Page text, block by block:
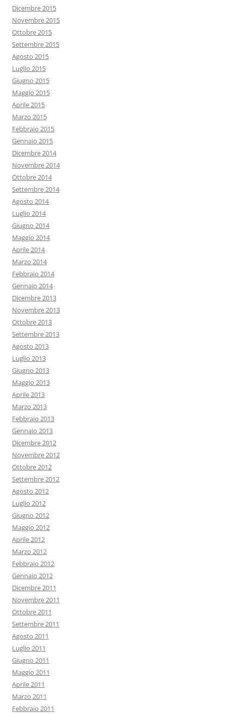
Dicembre 2015
Novembre 2015
Ottobre 2015
Settembre 2015
Agosto 2015
Luglio 2015
Giugno 2015
Maggio 2015
Aprile 2015
Marzo 2015
Febbraio 2015
Gennaio 2015
Dicembre 2014
Novembre 2014
Ottobre 2014
Settembre 2014
Agosto 2014
Luglio 2014
Giugno 2014
Maggio 2014
Aprile 2014
Marzo 2014
Febbraio 2014
Gennaio 2014
Dicembre 2013
Novembre 2013
Ottobre 2013
Settembre 2013
Agosto 2013
Luglio 2013
Giugno 2013
Maggio 2013
Aprile 2013
Marzo 2013
Febbraio 2013
Gennaio 2013
Dicembre 2012
Novembre 2012
Ottobre 2012
Settembre 2012
Agosto 2012
Luglio 2012
Giugno 2012
Maggio 2012
Aprile 2012
Marzo 2012
Febbraio 2012
Gennaio 2012
Dicembre 2011
Novembre 2011
Ottobre 2011
Settembre 2011
Agosto 2011
Luglio 2011
Giugno 2011
Maggio 2011
Aprile 2011
Marzo 2011
Febbraio 2011